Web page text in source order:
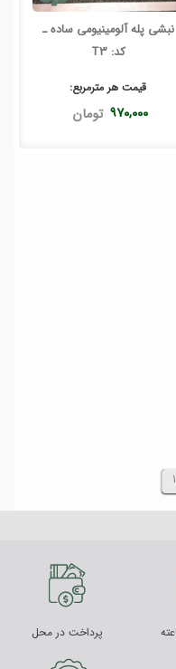
نبشی پله آلومینیومی ساده ـ
کد: T3
قیمت هر مترمربع:
۹۷۰,۰۰۰ تومان
1
پرداخت در محل